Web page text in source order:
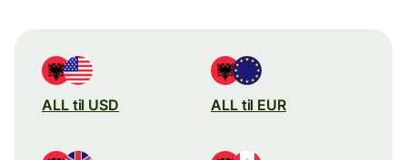
ALL til USD ALL til EUR